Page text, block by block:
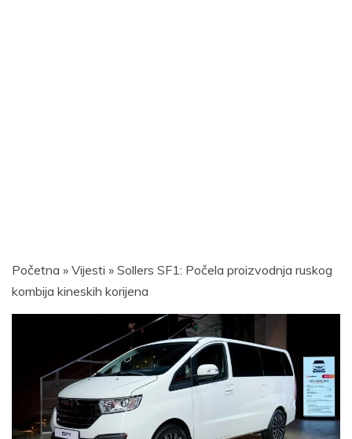
Početna » Vijesti » Sollers SF1: Počela proizvodnja ruskog
kombija kineskih korijena